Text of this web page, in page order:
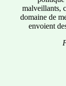
malveillants,
domaine de
envoient